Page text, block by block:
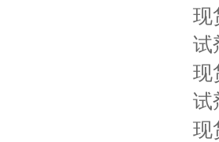
现
试
现
试
现